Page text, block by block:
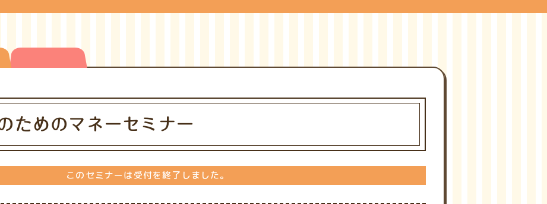
ためのマネーセミナー
このセミナーは受付を終了しました。